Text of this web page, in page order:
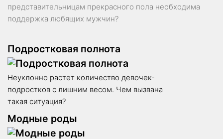
представительницам прекрасного пола необходима
поддержка любящих мужчин?
Подростковая полнота
Неуклонно растет количество девочек-
подростков с лишним весом. Чем вызвана
такая ситуация?
Модные роды